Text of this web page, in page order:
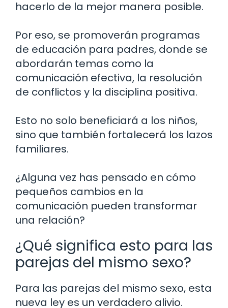
hacerlo de la mejor manera posible.
Por eso, se promoverán programas
de educación para padres, donde se
abordarán temas como la
comunicación efectiva, la resolución
de conflictos y la disciplina positiva.
Esto no solo beneficiará a los niños,
sino que también fortalecerá los lazos
familiares.
¿Alguna vez has pensado en cómo
pequeños cambios en la
comunicación pueden transformar
una relación?
¿Qué significa esto para las
parejas del mismo sexo?
Para las parejas del mismo sexo, esta
nueva ley es un verdadero alivio.